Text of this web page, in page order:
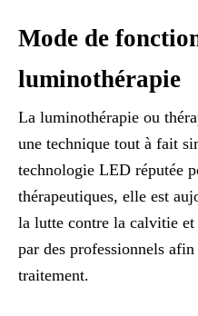
Mode de
luminothérapie
La luminothérapie ou
une technique tout à fait
technologie LED réputée
thérapeutiques, elle est
la lutte contre la calvitie
par des professionnels
traitement.